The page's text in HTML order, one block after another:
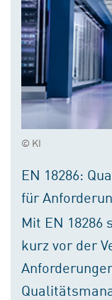
© KI
EN 18286:
für
Mit EN
kurz vor der